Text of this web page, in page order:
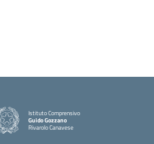
Istituto Comprensivo
Guido Gozzano
Rivarolo Canavese